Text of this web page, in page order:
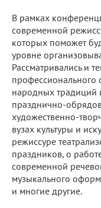
В рамках
современной
которых поможет
уровне
Рассматривались и
профессионального
народных традиций
празднично-
художественно-
вузах культуры и
режиссуре
праздников, о
современной
музыкального
и многие другие.